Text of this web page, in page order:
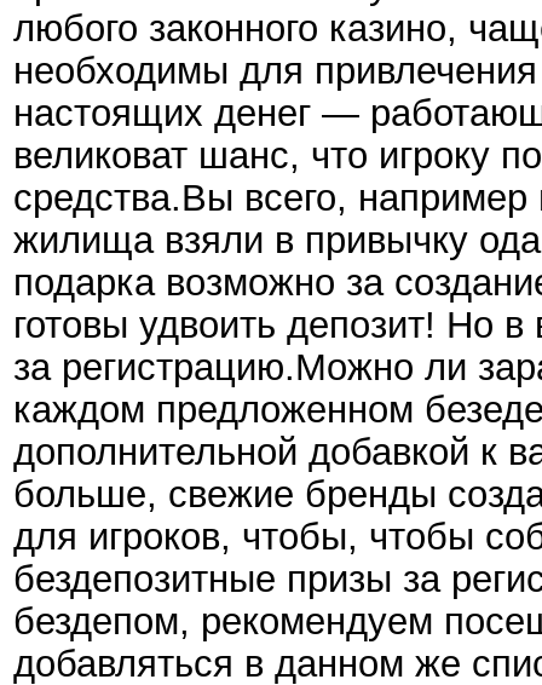
любого законного казино,
необходимы для
настоящих денег —
великоват шанс, что игроку
средства.Вы всего,
жилища взяли в привычку
подарка возможно за
готовы удвоить депозит! Но
за регистрацию.Можно ли
каждом предложенном
дополнительной добавкой к
больше, свежие бренды
для игроков, чтобы, чтобы
бездепозитные призы за
бездепом, рекомендуем
добавляться в данном же